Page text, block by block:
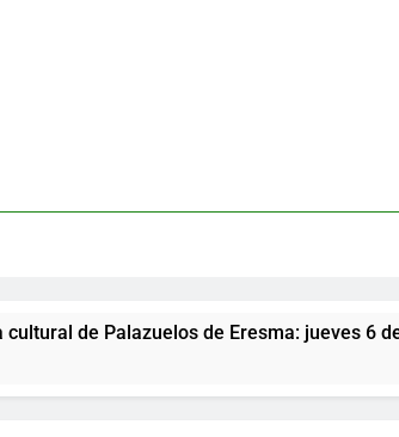
que se va a desarrollar el 15 de agosto con
de Eresma: jueves 6 de agosto